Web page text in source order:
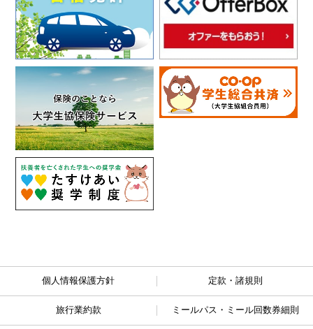
個人情報保護方針 定款・諸規則
旅行業約款 ミールパス・ミール回数券細則